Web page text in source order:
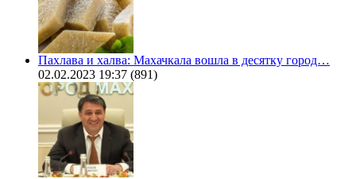
Пахлава и халва: Махачкала вошла в десятку город…
02.02.2023 19:37 (891)